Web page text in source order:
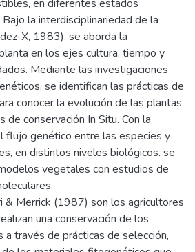
en diferentes estados
la interdisciplinariedad de la
X, 1983), se aborda la
en los ejes cultura, tiempo y
Mediante las investigaciones
se identifican las prácticas de
conocer la evolución de las plantas
conservación In Situ. Con la
flujo genético entre las especies y
en distintos niveles biológicos. se
vegetales con estudios de
& Merrick (1987) son los agricultores
una conservación de los
través de prácticas de selección,